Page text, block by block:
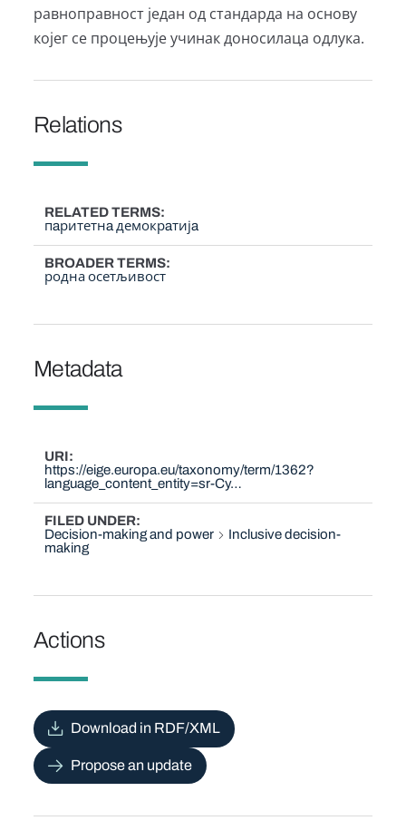
равноправност један од стандарда на основу
којег се процењује учинак доносилаца одлука.
Relations
RELATED TERMS
пaритетнa демокрaтијa
BROADER TERMS
родна осетљивост
Metadata
URI
https://eige.europa.eu/taxonomy/term/1362?
language_content_entity=sr-Cy…
FILED UNDER
Decision-making and power
Inclusive decision-
making
Actions
Download in RDF/XML
Propose an update